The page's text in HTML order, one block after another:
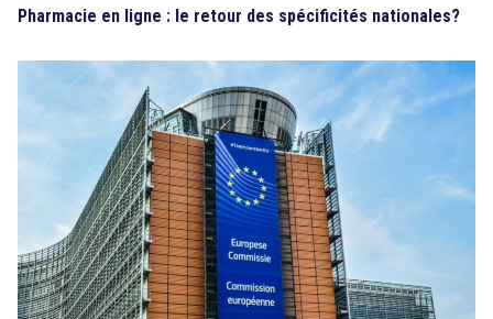
Pharmacie en ligne : le retour des spécificités nationales?